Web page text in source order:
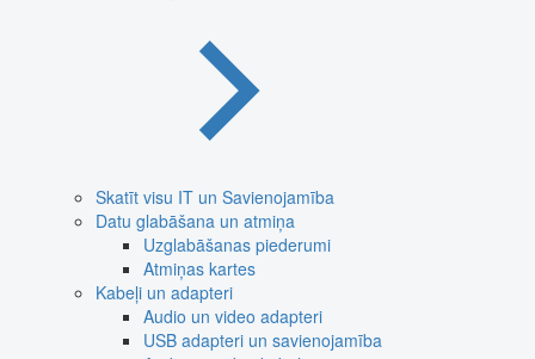
Skatīt visu IT un Savienojamība
Datu glabāšana un atmiņa
Uzglabāšanas piederumi
Atmiņas kartes
Kabeļi un adapteri
Audio un video adapteri
USB adapteri un savienojamība